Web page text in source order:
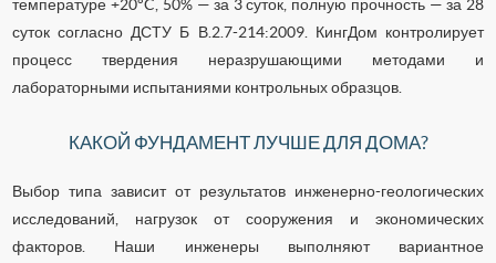
температуре +20°C, 50% — за 3 суток, полную прочность — за 28
суток согласно ДСТУ Б В.2.7-214:2009. КингДом контролирует
процесс твердения неразрушающими методами и
лабораторными испытаниями контрольных образцов.
КАКОЙ ФУНДАМЕНТ ЛУЧШЕ ДЛЯ ДОМА?
Выбор типа зависит от результатов инженерно-геологических
исследований, нагрузок от сооружения и экономических
факторов. Наши инженеры выполняют вариантное